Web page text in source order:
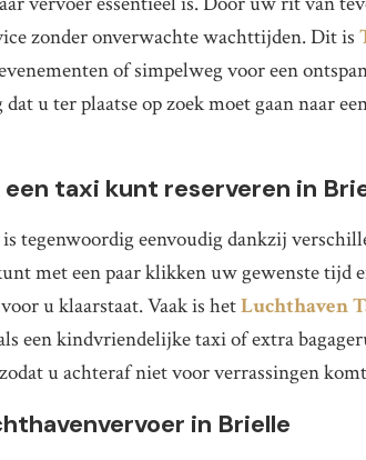
zonder onverwachte wachttijden. Dit is
of simpelweg voor een
u ter plaatse op zoek moet gaan naar
een taxi kunt reserveren in
tegenwoordig eenvoudig dankzij
met een paar klikken uw gewenste tijd
u klaarstaat. Vaak is hetLuchthaven
een kindvriendelijke taxi of extra
u achteraf niet voor verrassingen
in Brielle